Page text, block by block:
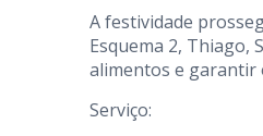
A festividade
Esquema 2, Thiago,
alimentos e garantir
Serviço: